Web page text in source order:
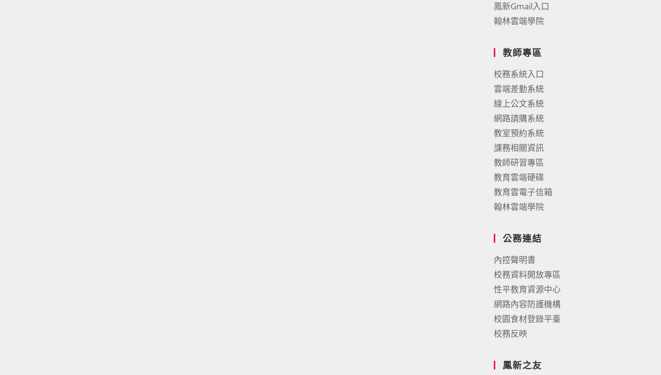
鳳新Gmail入口
翰林雲端學院
教師專區
校務系統入口
雲端差勤系統
線上公文系統
網路請購系統
教室預約系統
課務相關資訊
教師研習專區
教育雲端硬碟
教育雲電子信箱
翰林雲端學院
公務連結
內控聲明書
校務資料開放專區
性平教育資源中心
網路內容防護機構
校園食材登錄平臺
校務反映
鳳新之友